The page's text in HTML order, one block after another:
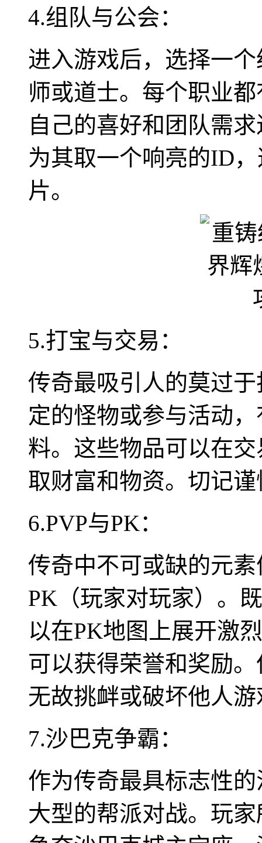
4.组队与公会：
进入游戏后，选择一
师或道士。每个职业
自己的喜好和团队需
为其取一个响亮的ID
片。
5.打宝与交易：
传奇最吸引人的莫过
定的怪物或参与活动
料。这些物品可以在
取财富和物资。切记
6.PVP与PK：
传奇中不可或缺的元
PK（玩家对玩家）。
以在PK地图上展开激
可以获得荣誉和奖励
无故挑衅或破坏他人
7.沙巴克争霸：
作为传奇最具标志性
大型的帮派对战。玩